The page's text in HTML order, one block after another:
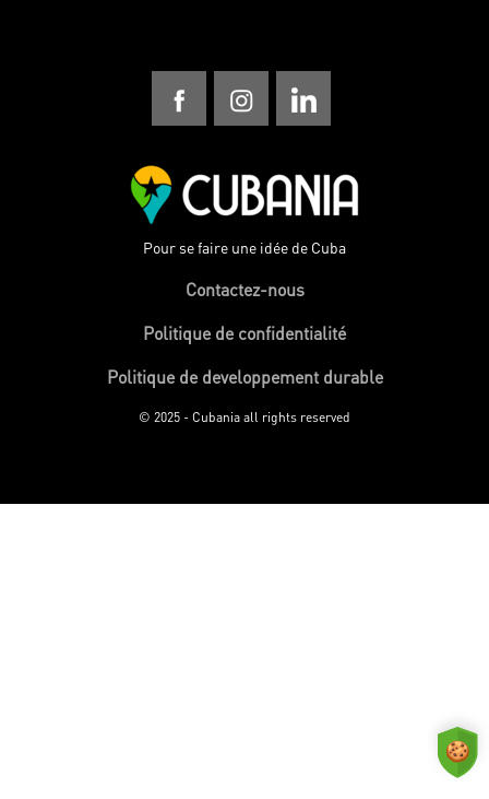
Pour se faire une idée de Cuba
Contactez-nous
Politique de confidentialité
Politique de developpement durable
© 2025 - Cubania all rights reserved